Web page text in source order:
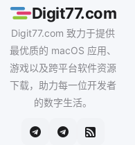
Digit77.com
Digit77.com 致力于提供
最优质的 macOS 应用、
游戏以及跨平台软件资源
下载，助力每一位开发者
的数字生活。